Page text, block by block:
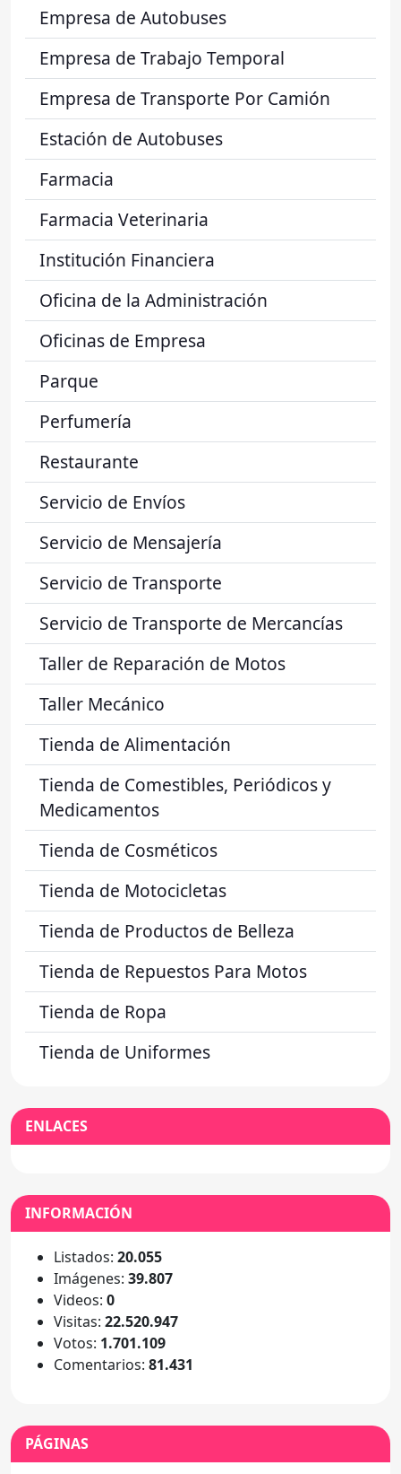
Empresa de Autobuses
Empresa de Trabajo Temporal
Empresa de Transporte Por Camión
Estación de Autobuses
Farmacia
Farmacia Veterinaria
Institución Financiera
Oficina de la Administración
Oficinas de Empresa
Parque
Perfumería
Restaurante
Servicio de Envíos
Servicio de Mensajería
Servicio de Transporte
Servicio de Transporte de Mercancías
Taller de Reparación de Motos
Taller Mecánico
Tienda de Alimentación
Tienda de Comestibles, Periódicos y
Medicamentos
Tienda de Cosméticos
Tienda de Motocicletas
Tienda de Productos de Belleza
Tienda de Repuestos Para Motos
Tienda de Ropa
Tienda de Uniformes
ENLACES
INFORMACIÓN
Listados: 20.055
Imágenes: 39.807
Videos: 0
Visitas: 22.520.947
Votos: 1.701.109
Comentarios: 81.431
PÁGINAS